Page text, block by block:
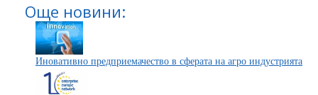
Още новини:
Иновативно предприемачество в сферата на агро индустрията